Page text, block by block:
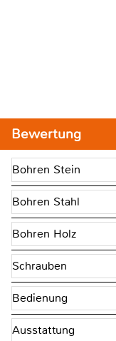
Bewertung
Bohren Stein
Bohren Stahl
Bohren Holz
Schrauben
Bedienung
Ausstattung